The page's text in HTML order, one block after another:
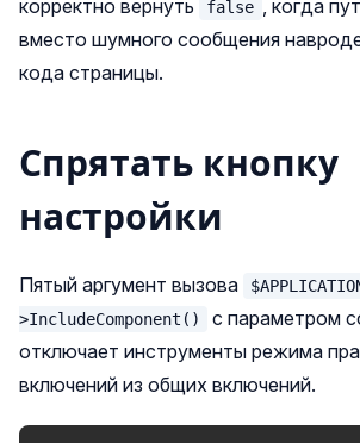
корректно вернуть
false , когда
вместо шумного сообщения
кода страницы.
Спрятать кнопку
настройки
Пятый аргумент вызова
>IncludeComponent()
с параметром
отключает инструменты режима
включений из общих включений.